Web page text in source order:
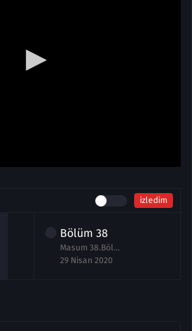
izledim
Bölüm 38
Masum 38.Bölüm izle 29 Nisan 2020
29 Nisan 2020